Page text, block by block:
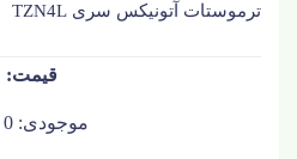
ترموستات آتونیکس سری TZN4L
موجودی: 0